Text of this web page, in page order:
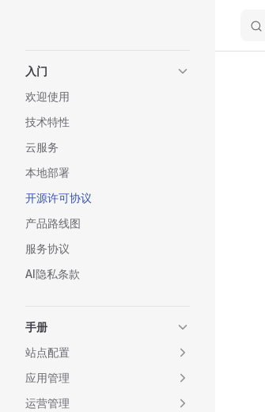
入门
欢迎使用
技术特性
云服务
本地部署
开源许可协议
产品路线图
服务协议
AI隐私条款
手册
站点配置
应用管理
运营管理